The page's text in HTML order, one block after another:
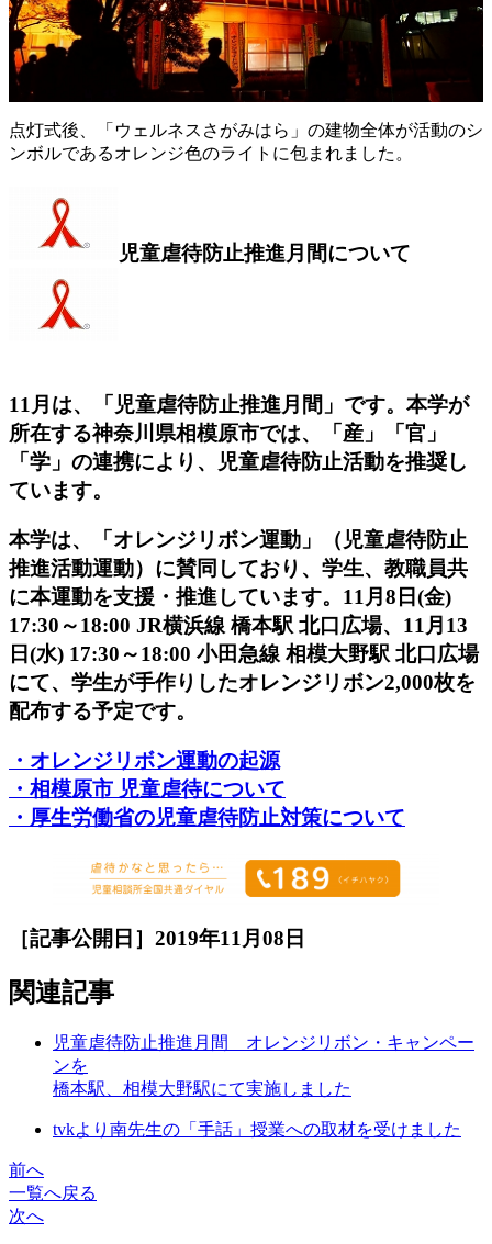
点灯式後、「ウェルネスさがみはら」の建物全体が活動のシ
ンボルであるオレンジ色のライトに包まれました。
児童虐待防止推進月間について
11月は、「児童虐待防止推進月間」です。本学が
所在する神奈川県相模原市では、「産」「官」
「学」の連携により、児童虐待防止活動を推奨し
ています。
本学は、「オレンジリボン運動」（児童虐待防止
推進活動運動）に賛同しており、学生、教職員共
に本運動を支援・推進しています。11月8日(金)
17:30～18:00 JR横浜線 橋本駅 北口広場、11月13
日(水) 17:30～18:00 小田急線 相模大野駅 北口広場
にて、学生が手作りしたオレンジリボン2,000枚を
配布する予定です。
・オレンジリボン運動の起源
・相模原市 児童虐待について
・厚生労働省の児童虐待防止対策について
［記事公開日］2019年11月08日
関連記事
児童虐待防止推進月間 オレンジリボン・キャンペー
ンを
橋本駅、相模大野駅にて実施しました
tvkより南先生の「手話」授業への取材を受けました
前へ
一覧へ戻る
次へ